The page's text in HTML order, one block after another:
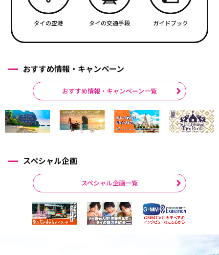
タイの空港 タイの交通手段 ガイドブック
おすすめ情報・キャンペーン
おすすめ情報・キャンペーン一覧
スペシャル企画
スペシャル企画一覧